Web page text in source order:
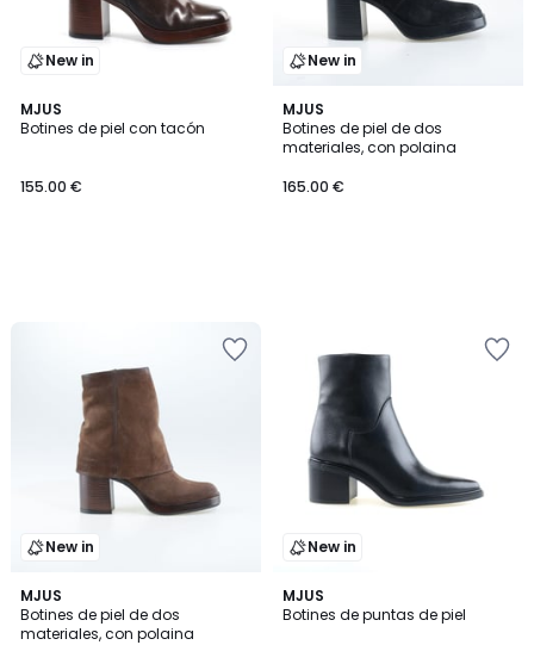
New in
MJUS
Botines de piel con tacón
155.00 €
New in
MJUS
Botines de piel de dos
materiales, con polaina
165.00 €
New in
MJUS
Botines de piel de dos
materiales, con polaina
New in
MJUS
Botines de puntas de piel
2
Colores